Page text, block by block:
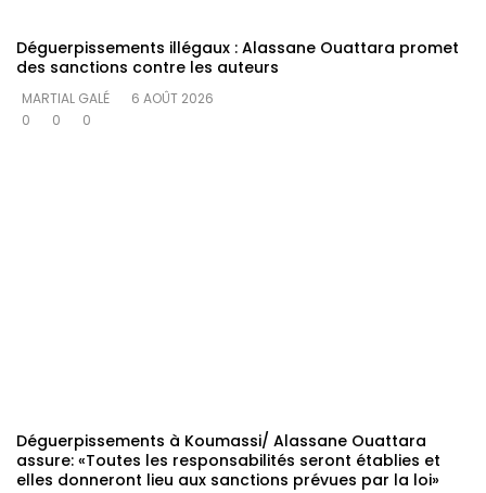
Déguerpissements illégaux : Alassane Ouattara promet
des sanctions contre les auteurs
MARTIAL GALÉ
6 AOÛT 2026
0
0 0
Déguerpissements à Koumassi/ Alassane Ouattara
assure: «Toutes les responsabilités seront établies et
elles donneront lieu aux sanctions prévues par la loi»